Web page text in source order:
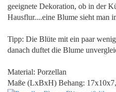
geeignete Dekoration, ob in der
Hausflur....eine Blume sieht man
Tipp: Die Blüte mit ein paar
danach duftet die Blume
Material: Porzellan
Maße (LxBxH) Behang: